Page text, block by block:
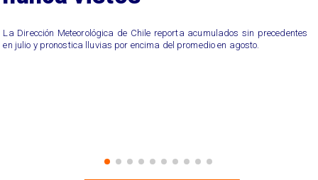
La Dirección Meteorológica de Chile reporta acumulados sin precedentes
en julio y pronostica lluvias por encima del promedio en agosto.